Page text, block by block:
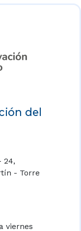
del
24,
- Torre
viernes